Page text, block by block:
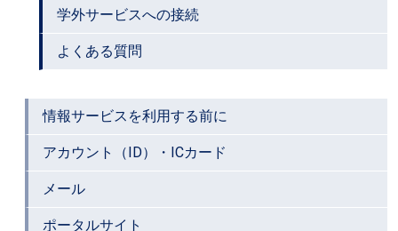
学外サービスへの接続
よくある質問
情報サービスを利用する前に
アカウント（ID）・ICカード
メール
ポータルサイト